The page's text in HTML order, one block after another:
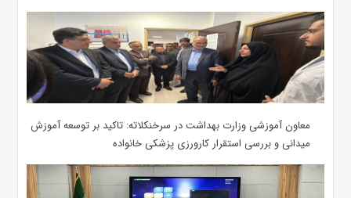
معاون آموزشی وزارت بهداشت در سرخنکلاته: تاکید بر توسعه آموزش
میدانی و بررسی استقرار کارورزی پزشکی ‌خانواده